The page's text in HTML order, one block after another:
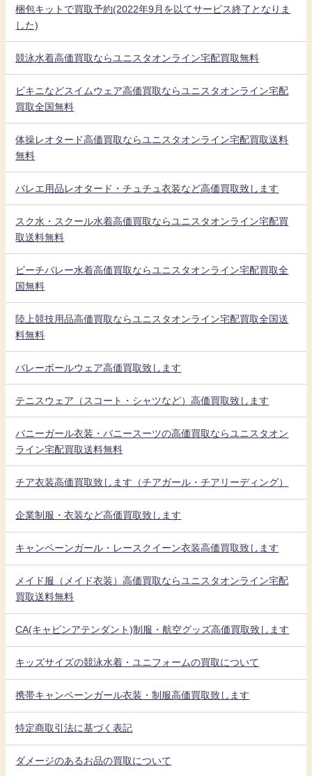
梱包キットで買取予約(2022年9月を以てサービス終了となりま
した)
競泳水着高価買取ならユニスタオンライン宅配買取無料
ビキニなどスイムウェア高価買取ならユニスタオンライン宅配
買取全国無料
体操レオタード高価買取ならユニスタオンライン宅配買取送料
無料
バレエ用品レオタード・チュチュ衣装など高価買取致します
スク水・スクール水着高価買取ならユニスタオンライン宅配買
取送料無料
ビーチバレー水着高価買取ならユニスタオンライン宅配買取全
国無料
陸上競技用品高価買取ならユニスタオンライン宅配買取全国送
料無料
バレーボールウェア高価買取致します
テニスウェア（スコート・シャツなど）高価買取致します
バニーガール衣装・バニースーツの高価買取ならユニスタオン
ライン宅配買取送料無料
チア衣装高価買取致します（チアガール・チアリーディング）
企業制服・衣装など高価買取致します
キャンペーンガール・レースクイーン衣装高価買取致します
メイド服（メイド衣装）高価買取ならユニスタオンライン宅配
買取送料無料
CA(キャビンアテンダント)制服・航空グッズ高価買取致します
キッズサイズの競泳水着・ユニフォームの買取について
携帯キャンペーンガール衣装・制服高価買取致します
特定商取引法に基づく表記
ダメージのあるお品の買取について